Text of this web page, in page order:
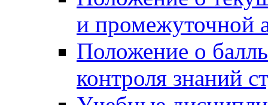
и промежуточной
Положение о
контроля знаний